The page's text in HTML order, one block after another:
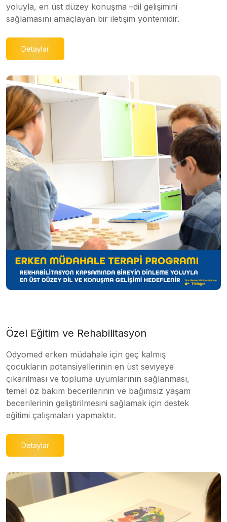
yoluyla, en üst düzey konuşma –dil gelişimini
sağlamasını amaçlayan bir iletişim yöntemidir.
Detaylar
Özel Eğitim ve Rehabilitasyon
Odyomed erken müdahale için geç kalmış
çocukların potansiyellerinin en üst seviyeye
çıkarılması ve topluma uyumlarının sağlanması,
temel öz bakım becerilerinin ve bağımsız yaşam
becerilerinin geliştirilmesini sağlamak için destek
eğitimi çalışmaları yapmaktır.
Detaylar